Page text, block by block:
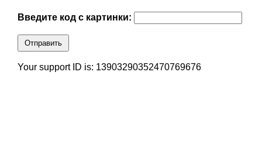
Введите код с картинки:
Отправить
Your support ID is: 13903290352470769676